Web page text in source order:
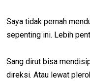
Saya tidak pernah
sepenting ini. Lebih
Sang dirut bisa
direksi. Atau lewat